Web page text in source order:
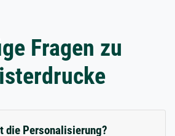
Fragen zu
die Personalisierung?